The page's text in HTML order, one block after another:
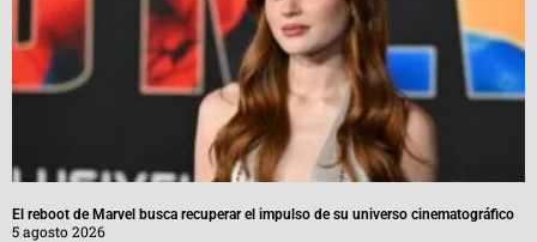
El reboot de Marvel busca recuperar el impulso de su universo cinematográfico
5 agosto 2026